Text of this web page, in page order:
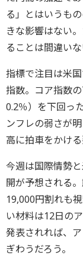
る」とはいうも
きな影響はない
ることは間違いな
指標で注目は米
指数。コア指数
0.2％）を下回っ
ンフレの弱さが
高に拍車をかける
今週は国際情勢
開が予想される
19,000円割れも
い材料は12日の
発表されれば、
ぎわうだろう。